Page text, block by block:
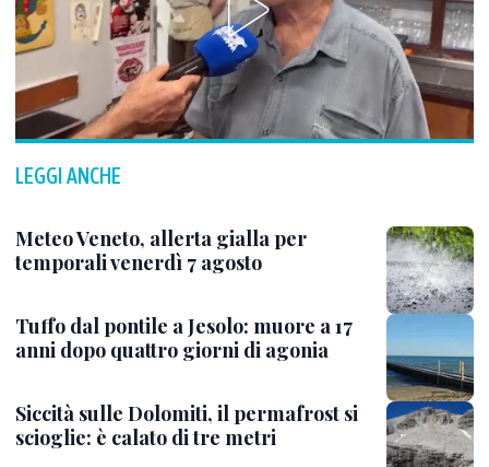
LEGGI ANCHE
Meteo Veneto, allerta gialla per
temporali venerdì 7 agosto
Tuffo dal pontile a Jesolo: muore a 17
anni dopo quattro giorni di agonia
Siccità sulle Dolomiti, il permafrost si
scioglie: è calato di tre metri